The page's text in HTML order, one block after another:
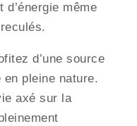
même
d’une source
en pleine nature.
axé sur la